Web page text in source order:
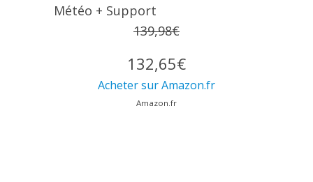
Météo + Support
139,98€
132,65€
Acheter sur Amazon.fr
Amazon.fr